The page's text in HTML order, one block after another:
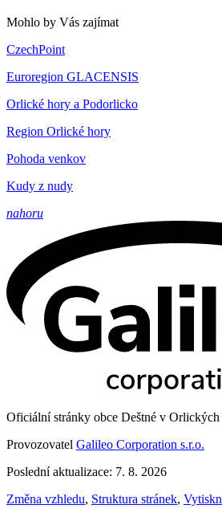
Mohlo by Vás zajímat
CzechPoint
Euroregion GLACENSIS
Orlické hory a Podorlicko
Region Orlické hory
Pohoda venkov
Kudy z nudy
nahoru
Oficiální stránky obce Deštné v
Provozovatel Galileo Corporation s.r.o.
Poslední aktualizace: 7. 8. 2026
Změna vzhledu, Struktura stránek,